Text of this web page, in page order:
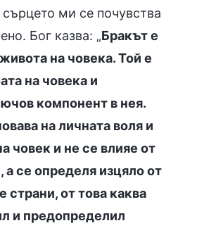
ми се почувства
Бог казва: „Бракът е
на човека. Той е
на човека и
компонент в нея.
на личната воля и
човек и не се влияе от
се определя изцяло от
страни, от това каква
и предопределил